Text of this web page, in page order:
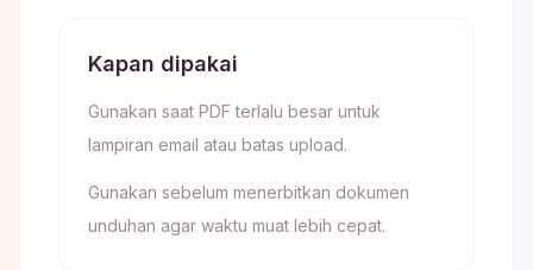
Kapan dipakai
Gunakan saat PDF terlalu besar untuk
lampiran email atau batas upload.
Gunakan sebelum menerbitkan dokumen
unduhan agar waktu muat lebih cepat.